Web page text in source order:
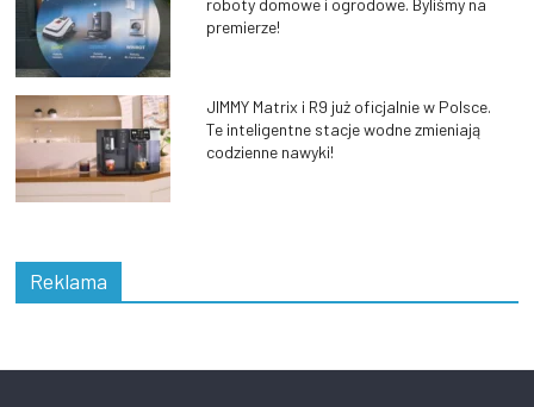
roboty domowe i ogrodowe. Byliśmy na
premierze!
JIMMY Matrix i R9 już oficjalnie w Polsce.
Te inteligentne stacje wodne zmieniają
codzienne nawyki!
Reklama